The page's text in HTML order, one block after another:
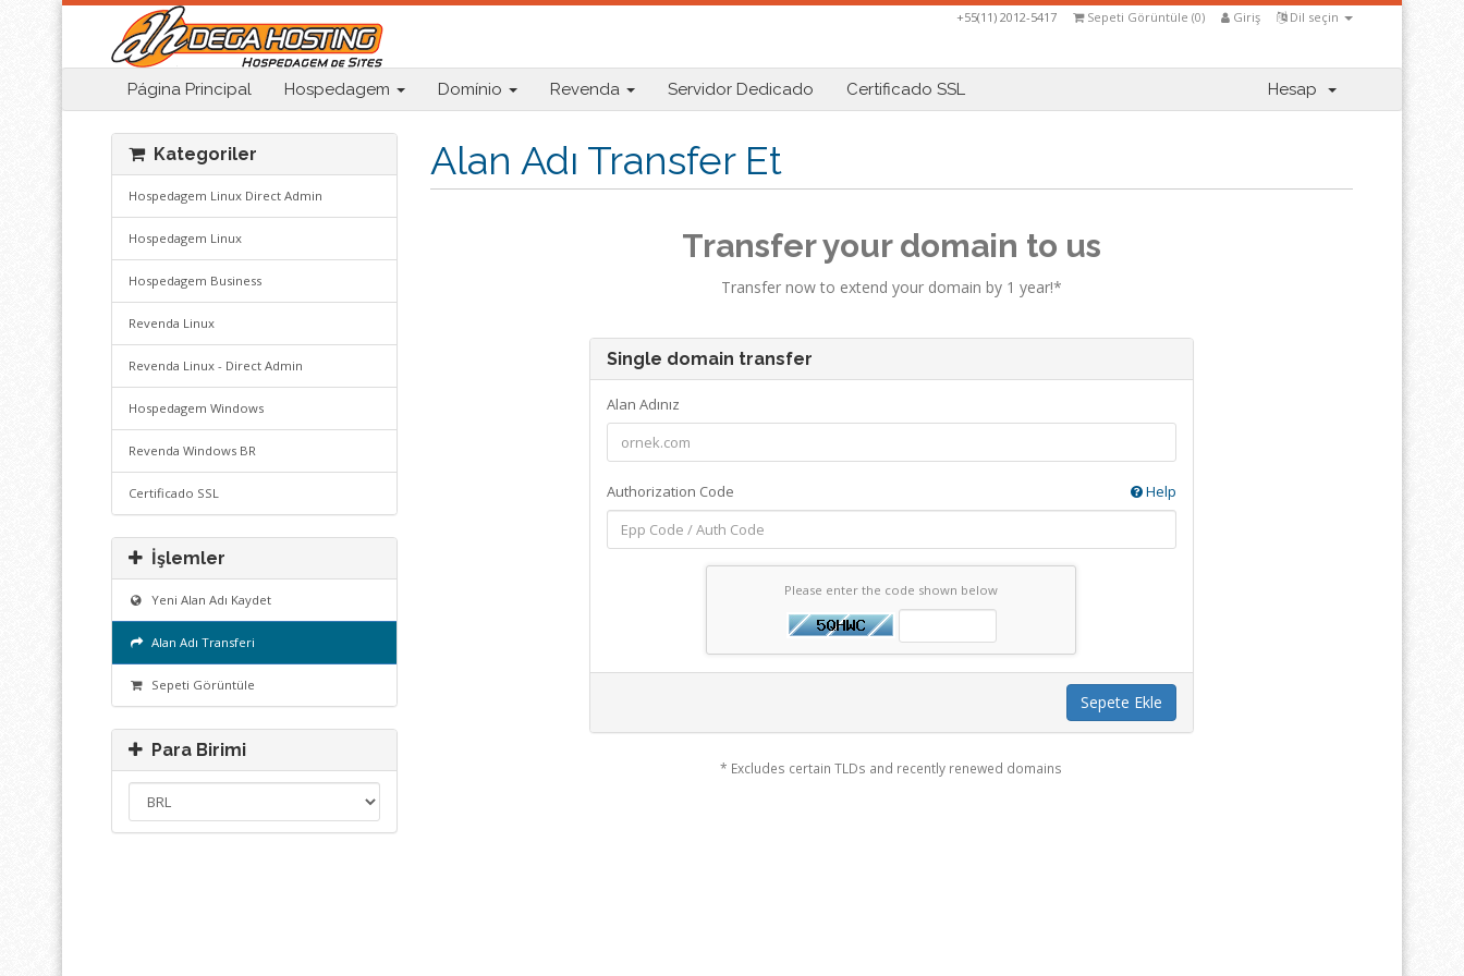
Dil seçin
Giriş
Sepeti Görüntüle (0)
+55(11) 2012-5417
Página Principal Hospedagem Domínio Revenda Servidor Dedicado Certificado SSL Hesap
Alan Adı Transfer Et
Kategoriler
Hospedagem Linux Direct Admin
Hospedagem Linux
Hospedagem Business
Revenda Linux
Revenda Linux - Direct Admin
Hospedagem Windows
Revenda Windows BR
Certificado SSL
İşlemler
Yeni Alan Adı Kaydet
Alan Adı Transferi
Sepeti Görüntüle
Para Birimi
Transfer your domain to us
Transfer now to extend your domain by 1 year!*
Single domain transfer
Alan Adınız
Authorization Code Help
Please enter the code shown below
Sepete Ekle
* Excludes certain TLDs and recently renewed domains